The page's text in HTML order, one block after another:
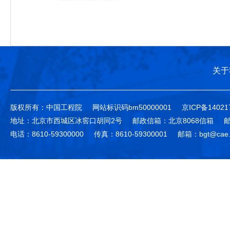
关
版权所有：中国工程院 网站标识码bm50000001
京ICP备
地址：北京市西城区冰窖口胡同2号
邮政信箱：北京8068信箱
电话：8610-59300000
传真：8610-59300001 邮箱：